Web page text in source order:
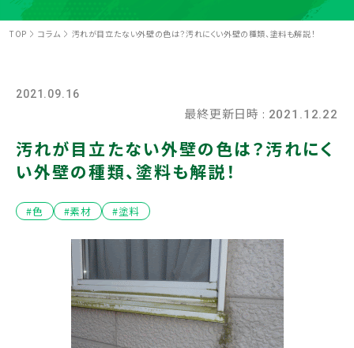
TOP コラム 汚れが目立たない外壁の色は？汚れにくい外壁の種類、塗料も解説！
2021.09.16
最終更新日時 : 2021.12.22
汚れが目立たない外壁の色は？汚れにく
い外壁の種類、塗料も解説！
#色 #素材 #塗料